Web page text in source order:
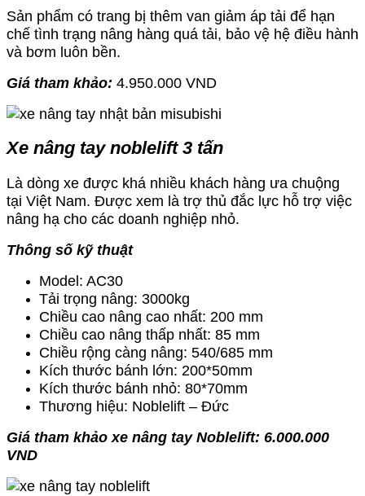
Sản phẩm có trang bị thêm van giảm áp tải để hạn
chế tình trạng nâng hàng quá tải, bảo vệ hệ điều hành
và bơm luôn bền.
Giá tham khảo: 4.950.000 VND
Xe nâng tay noblelift 3 tấn
Là dòng xe được khá nhiều khách hàng ưa chuộng
tại Việt Nam. Được xem là trợ thủ đắc lực hỗ trợ việc
nâng hạ cho các doanh nghiệp nhỏ.
Thông số kỹ thuật
Model: AC30
Tải trọng nâng: 3000kg
Chiều cao nâng cao nhất: 200 mm
Chiều cao nâng thấp nhất: 85 mm
Chiều rộng càng nâng: 540/685 mm
Kích thước bánh lớn: 200*50mm
Kích thước bánh nhỏ: 80*70mm
Thương hiệu: Noblelift – Đức
Giá tham khảo xe nâng tay Noblelift: 6.000.000
VND